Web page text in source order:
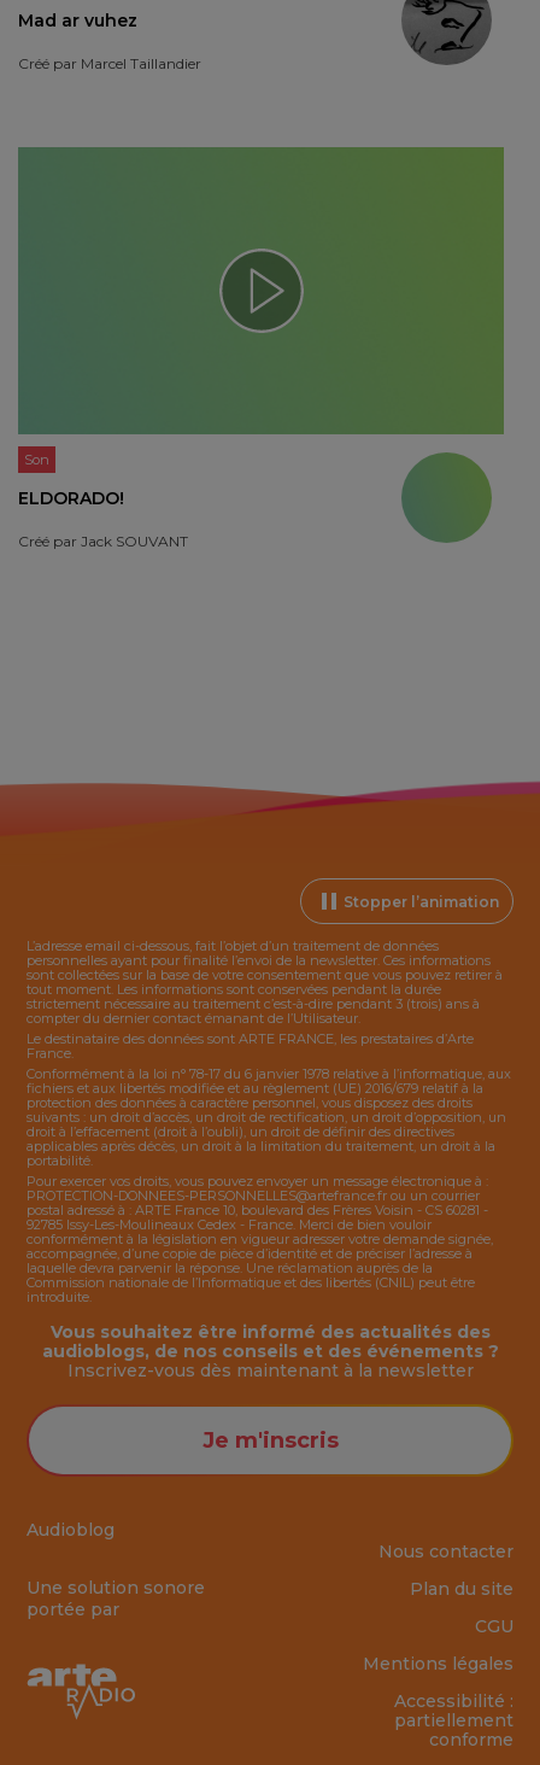
Mad ar vuhez
Créé par Marcel Taillandier
Son
ELDORADO!
Créé par Jack SOUVANT
Stopper l’animation
L’adresse email ci-dessous, fait l’objet d’un traitement de données
personnelles ayant pour finalité l’envoi de la newsletter. Ces informations
sont collectées sur la base de votre consentement que vous pouvez retirer à
tout moment. Les informations sont conservées pendant la durée
strictement nécessaire au traitement c’est-à-dire pendant 3 (trois) ans à
compter du dernier contact émanant de l’Utilisateur.
Le destinataire des données sont ARTE FRANCE, les prestataires d’Arte
France.
Conformément à la loi n° 78-17 du 6 janvier 1978 relative à l’informatique, aux
fichiers et aux libertés modifiée et au règlement (UE) 2016/679 relatif à la
protection des données à caractère personnel, vous disposez des droits
suivants : un droit d’accès, un droit de rectification, un droit d’opposition, un
droit à l’effacement (droit à l’oubli), un droit de définir des directives
applicables après décès, un droit à la limitation du traitement, un droit à la
portabilité.
Pour exercer vos droits, vous pouvez envoyer un message électronique à :
PROTECTION-DONNEES-PERSONNELLES@artefrance.fr ou un courrier
postal adressé à : ARTE France 10, boulevard des Frères Voisin - CS 60281 -
92785 Issy-Les-Moulineaux Cedex - France. Merci de bien vouloir
conformément à la législation en vigueur adresser votre demande signée,
accompagnée, d’une copie de pièce d’identité et de préciser l’adresse à
laquelle devra parvenir la réponse. Une réclamation auprès de la
Commission nationale de l’Informatique et des libertés (CNIL) peut être
introduite.
Audioblog
Une solution sonore
portée par
Vous souhaitez être informé des actualités des
audioblogs, de nos conseils et des événements ?
Inscrivez-vous dès maintenant à la newsletter
Je m'inscris
Nous contacter
Plan du site
CGU
Mentions légales
Accessibilité :
partiellement
conforme